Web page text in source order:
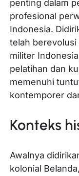
penting dalam
profesional
Indonesia.
telah berevolusi
militer
pelatihan dan
memenuhi
kontemporer
Konteks
Awalnya
kolonial